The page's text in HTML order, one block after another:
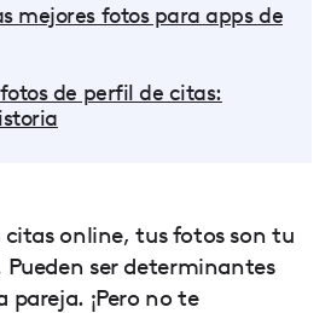
mejores fotos para apps de
de perfil de citas:
citas online, tus fotos son tu
ser determinantes
¡Pero no te